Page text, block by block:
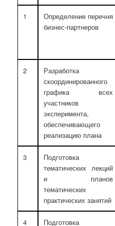
1
Определение перечня
бизнес-партнеров
2
Разработка
скоординированного
графика всех
участников
эксперимента,
обеспечивающего
реализацию плана
3
Подготовка
тематических лекций
и планов
тематических
практических занятий
4 Подготовка